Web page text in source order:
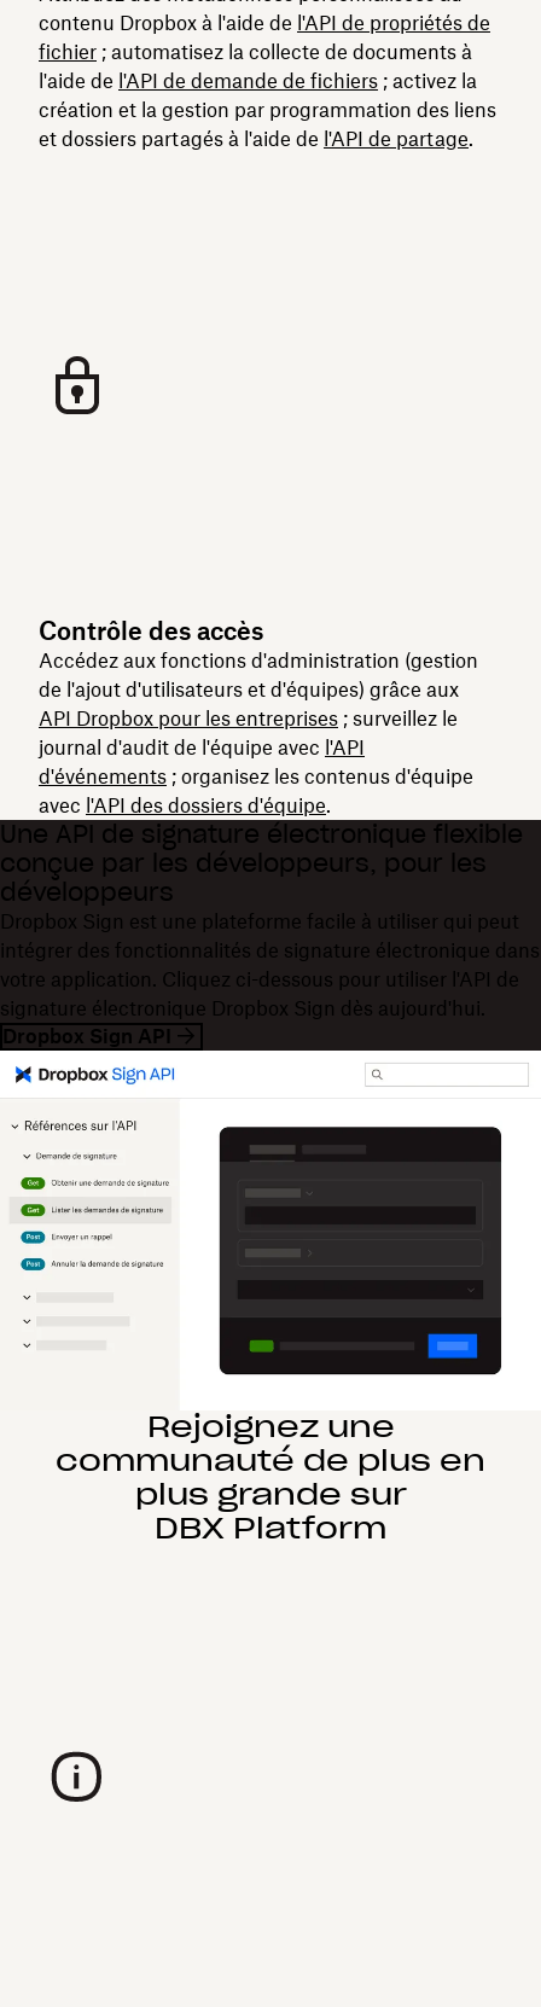
contenu Dropbox à l'aide de l'API de propriétés de
fichier ; automatisez la collecte de documents à
l'aide de l'API de demande de fichiers ; activez la
création et la gestion par programmation des liens
et dossiers partagés à l'aide de l'API de partage.
Contrôle des accès
Accédez aux fonctions d'administration (gestion
de l'ajout d'utilisateurs et d'équipes) grâce aux
API Dropbox pour les entreprises ; surveillez le
journal d'audit de l'équipe avec l'API
d'événements ; organisez les contenus d'équipe
avec l'API des dossiers d'équipe.
Une API de signature électronique flexible
conçue par les développeurs, pour les
développeurs
Dropbox Sign est une plateforme facile à utiliser qui peut
intégrer des fonctionnalités de signature électronique dans
votre application. Cliquez ci-dessous pour utiliser l'API de
signature électronique Dropbox Sign dès aujourd'hui.
Dropbox Sign API
Rejoignez une
communauté de plus en
plus grande sur
DBX Platform